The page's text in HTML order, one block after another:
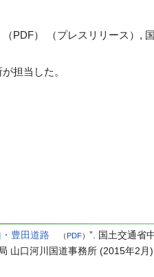
（PDF） （プレスリリース）,
担当した。
豊田道路 （ PDF）”. 国土交通省
山口河川国道事務所 (2015年2月).